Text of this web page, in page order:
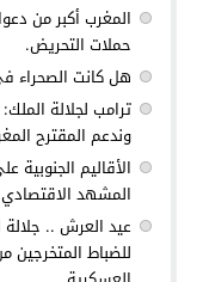
المغرب أكبر من
حملات التحريض.
هل كانت الصحراء
ترامب لجلالة
وندعم المقترح
الأقاليم
المشهد الاقتصادي
عيد العرش ..
للضباط المتخرجين